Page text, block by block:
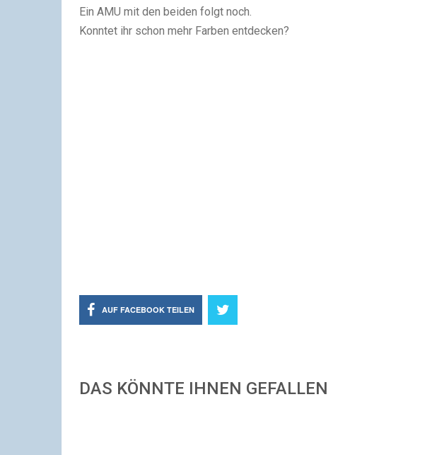
Ein AMU mit den beiden folgt noch.
Konntet ihr schon mehr Farben entdecken?
AUF FACEBOOK TEILEN
DAS KÖNNTE IHNEN GEFALLEN